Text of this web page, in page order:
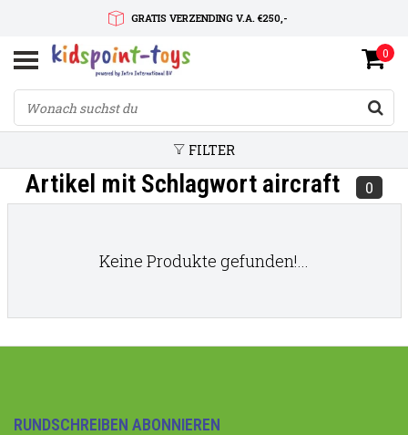
GRATIS VERZENDING V.A. €250,-
SNELLE LEVERTIJD
SERVICE OP MAAT
0
FILTER
Artikel mit Schlagwort aircraft 0
Keine Produkte gefunden!...
RUNDSCHREIBEN ABONNIEREN